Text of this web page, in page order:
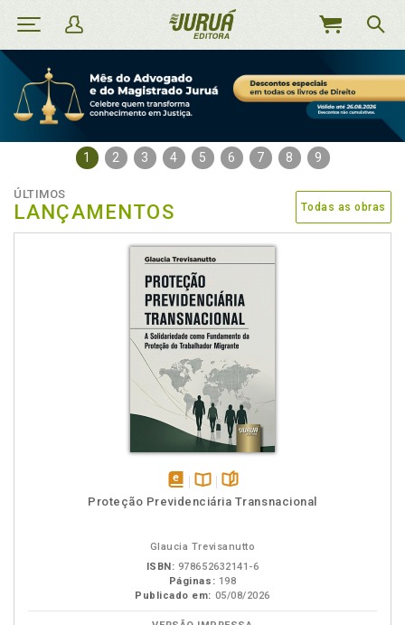
MEU
1 2 3 4 5 6 7 8 9
ÚLTIMOS
LANÇAMENTOS Todas as obras
disponívelDisponível
páginas
Proteção Previdenciária Transnacional
Glaucia Trevisanutto
ISBN: 978652632141-6
Páginas: 198
Publicado em: 05/08/2026